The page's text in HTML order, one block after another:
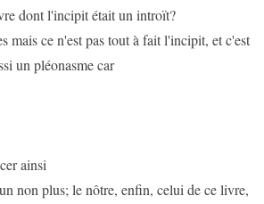
dont l'incipit était un introït?
mais ce n'est pas tout à fait l'incipit, et c'est
un pléonasme car
ainsi
non plus; le nôtre, enfin, celui de ce livre,